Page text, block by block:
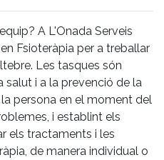
A L'Onada Serveis
Fsioteràpia per a treballar
Les tasques són
i a la prevenció de la
persona en el moment del
i establint els
els tractaments i les
de manera individual o